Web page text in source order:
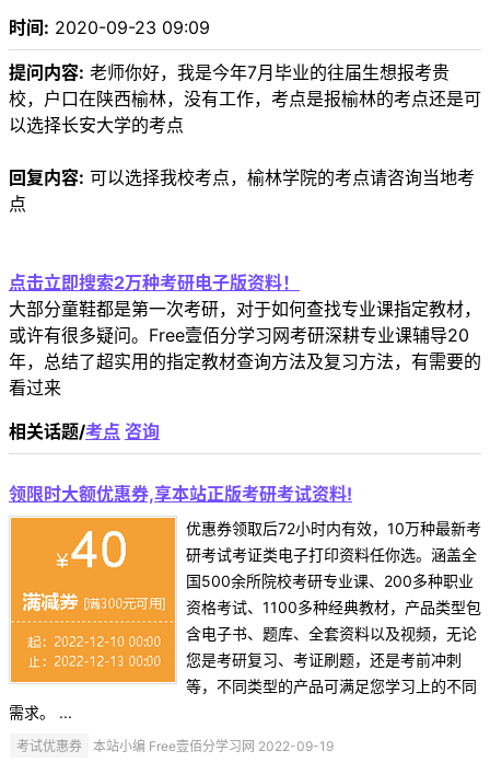
时间: 2020-09-23 09:09
提问内容: 老师你好，我是今年7月毕业的往届生想报考贵
校，户口在陕西榆林，没有工作，考点是报榆林的考点还是可
以选择长安大学的考点
回复内容: 可以选择我校考点，榆林学院的考点请咨询当地考
点
点击立即搜索2万种考研电子版资料！
大部分童鞋都是第一次考研，对于如何查找专业课指定教材，
或许有很多疑问。Free壹佰分学习网考研深耕专业课辅导20
年，总结了超实用的指定教材查询方法及复习方法，有需要的
看过来
相关话题/考点 咨询
领限时大额优惠券,享本站正版考研考试资料!
优惠券领取后72小时内有效，10万种最新考
研考试考证类电子打印资料任你选。涵盖全
国500余所院校考研专业课、200多种职业
资格考试、1100多种经典教材，产品类型包
含电子书、题库、全套资料以及视频，无论
您是考研复习、考证刷题，还是考前冲刺
等，不同类型的产品可满足您学习上的不同
需求。 ...
考试优惠券 本站小编 Free壹佰分学习网 2022-09-19